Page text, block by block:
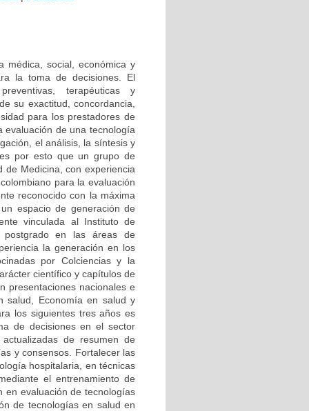
médica, social, económica y
la toma de decisiones. El
terapéuticas y
su exactitud, concordancia,
para los prestadores de
evaluación de una tecnología
el análisis, la síntesis y
por esto que un grupo de
de Medicina, con experiencia
para la evaluación
reconocido con la máxima
espacio de generación de
vinculada al Instituto de
en las áreas de
la generación en los
por Colciencias y la
científico y capítulos de
presentaciones nacionales e
salud, Economía en salud y
los siguientes tres años es
de decisiones en el sector
de resumen de
y consensos. Fortalecer las
hospitalaria, en técnicas
el entrenamiento de
en evaluación de tecnologías
de tecnologías en salud en